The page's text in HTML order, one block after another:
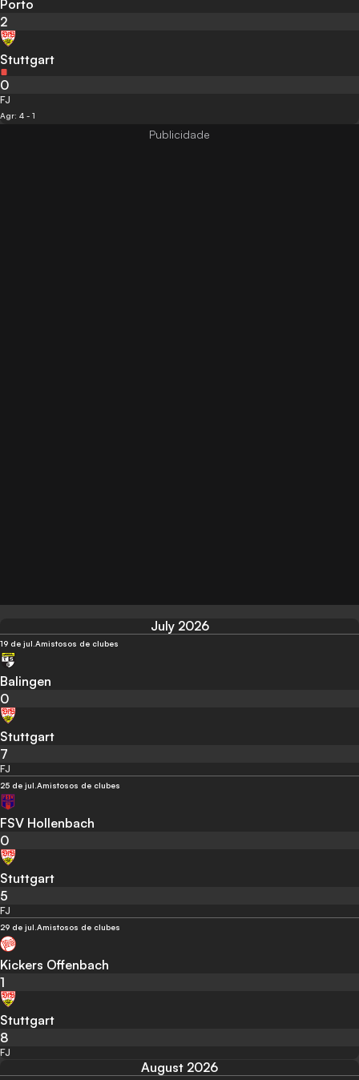
Porto
2
Stuttgart
0
FJ
Agr: 4 - 1
July 2026
19 de jul.Amistosos de clubes
Balingen
0
Stuttgart
7
FJ
25 de jul.Amistosos de clubes
FSV Hollenbach
0
Stuttgart
5
FJ
29 de jul.Amistosos de clubes
Kickers Offenbach
1
Stuttgart
8
FJ
August 2026